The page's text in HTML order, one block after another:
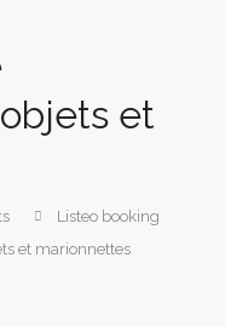
et
Listeo booking
et marionnettes